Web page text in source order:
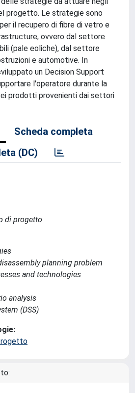
progetto. Le strategie sono
il recupero di fibre di vetro e
ovvero dal settore
(pale eoliche), dal settore
e automotive. In
un Decision Support
l'operatore durante la
prodotti provenienti dai settori
Scheda completa
(DC)
di progetto
planning problem
and technologies
analysis
(DSS)